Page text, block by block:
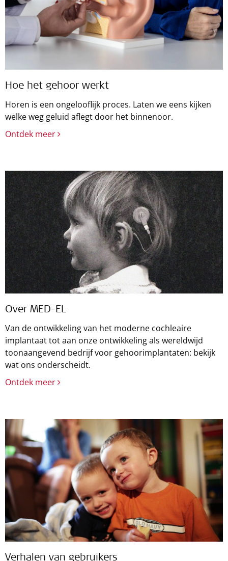
Hoe het gehoor werkt
Horen is een ongelooflijk proces. Laten we eens kijken
welke weg geluid aflegt door het binnenoor.
Ontdek meer
Over MED-EL
Van de ontwikkeling van het moderne cochleaire
implantaat tot aan onze ontwikkeling als wereldwijd
toonaangevend bedrijf voor gehoorimplantaten: bekijk
wat ons onderscheidt.
Ontdek meer
Verhalen van gebruikers